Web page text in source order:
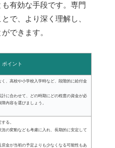
有効な手段です。専門
で、より深く理解し、
できます。
ポイント
、高校や小学校入学時など、段階的に給付金
に合わせて、どの時期にどの程度の資金が必
内容を選びましょう。
る。
の変動なども考慮に入れ、長期的に安定して
金が当初の予定よりも少なくなる可能性もあ